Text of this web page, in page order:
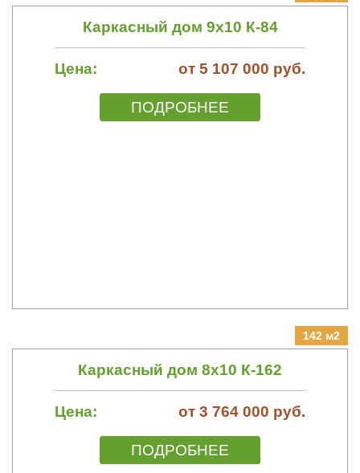
Каркасный дом 9х10 К-84
Цена: от 5 107 000 руб.
ПОДРОБНЕЕ
142 м2
Каркасный дом 8х10 К-162
Цена: от 3 764 000 руб.
ПОДРОБНЕЕ